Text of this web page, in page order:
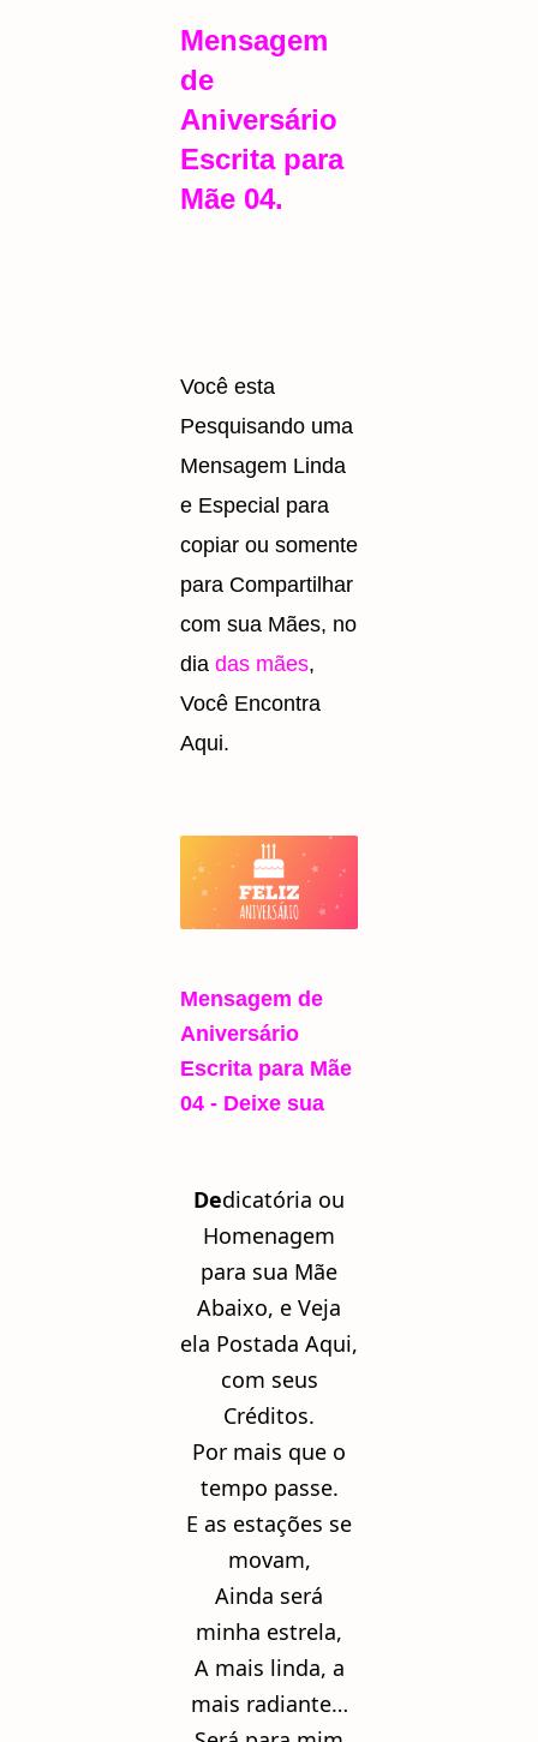
Mensagem
de
Aniversário
Escrita para
Mãe 04.
Você esta
Pesquisando uma
Mensagem Linda
e Especial para
copiar ou somente
para Compartilhar
com sua Mães, no
dia das mães,
Você Encontra
Aqui.
Mensagem de
Aniversário
Escrita para Mãe
04 - Deixe sua
Dedicatória ou
Homenagem
para sua Mãe
Abaixo, e Veja
ela Postada Aqui,
com seus
Créditos.
Por mais que o
tempo passe.
E as estações se
movam,
Ainda será
minha estrela,
A mais linda, a
mais radiante…